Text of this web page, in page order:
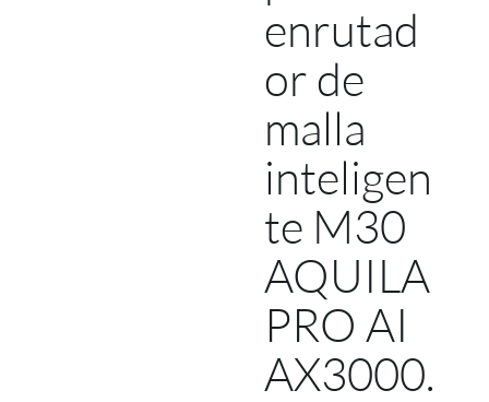
enrutad
or de
malla
inteligen
te M30
AQUILA
PRO AI
AX3000.